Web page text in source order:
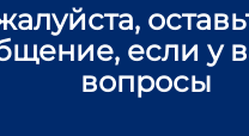
если у
вопросы